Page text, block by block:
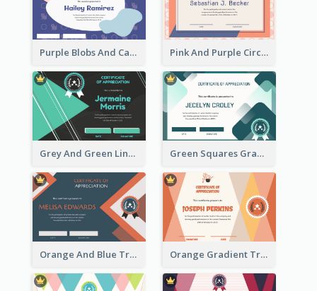
Purple Blobs And Cats Patterns Appreciation Certificate Pink And Purple Circles Pattern Appreciation Certificate
Grey And Green Lines Patterns Certificate Green Squares Gradient Appreciation Certificate
Orange And Blue Triangle Patterns Appreciation Certificate Orange Gradient Triangle Patterns Certificate